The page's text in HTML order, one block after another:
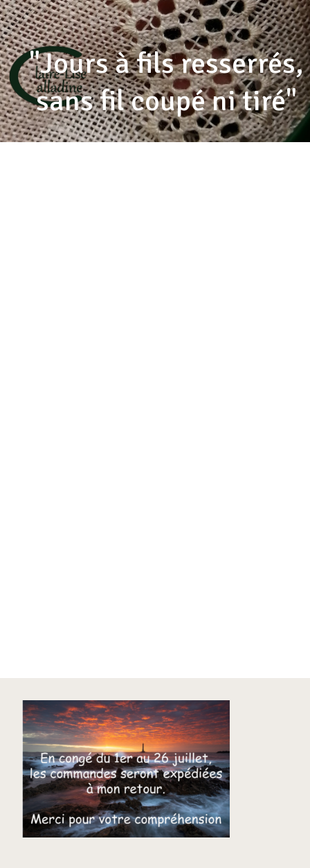
"Jours à fils resserrés,
sans fil coupé ni tiré"